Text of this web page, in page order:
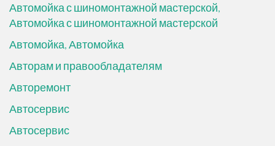
Автомойка с шиномонтажной мастерской,
Автомойка с шиномонтажной мастерской
Автомойка, Автомойка
Авторам и правообладателям
Авторемонт
Автосервис
Автосервис